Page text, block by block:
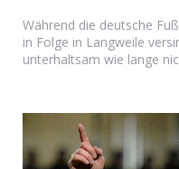
Während die deutsche
in Folge in Langweile
unterhaltsam wie lange